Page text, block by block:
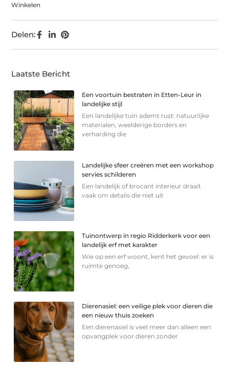
Winkelen
Delen:
Laatste Bericht
Een voortuin bestraten in Etten-Leur in
landelijke stijl
Een landelijke tuin ademt rust: natuurlijke
materialen, weelderige borders en
verharding die
Landelijke sfeer creëren met een workshop
servies schilderen
Een landelijk of brocant interieur draait
vaak om details die niet uit
Tuinontwerp in regio Ridderkerk voor een
landelijk erf met karakter
Wie op een erf woont, kent het gevoel: er is
ruimte genoeg,
Dierenasiel: een veilige plek voor dieren die
een nieuw thuis zoeken
Een dierenasiel is veel meer dan alleen een
opvangplek voor dieren zonder